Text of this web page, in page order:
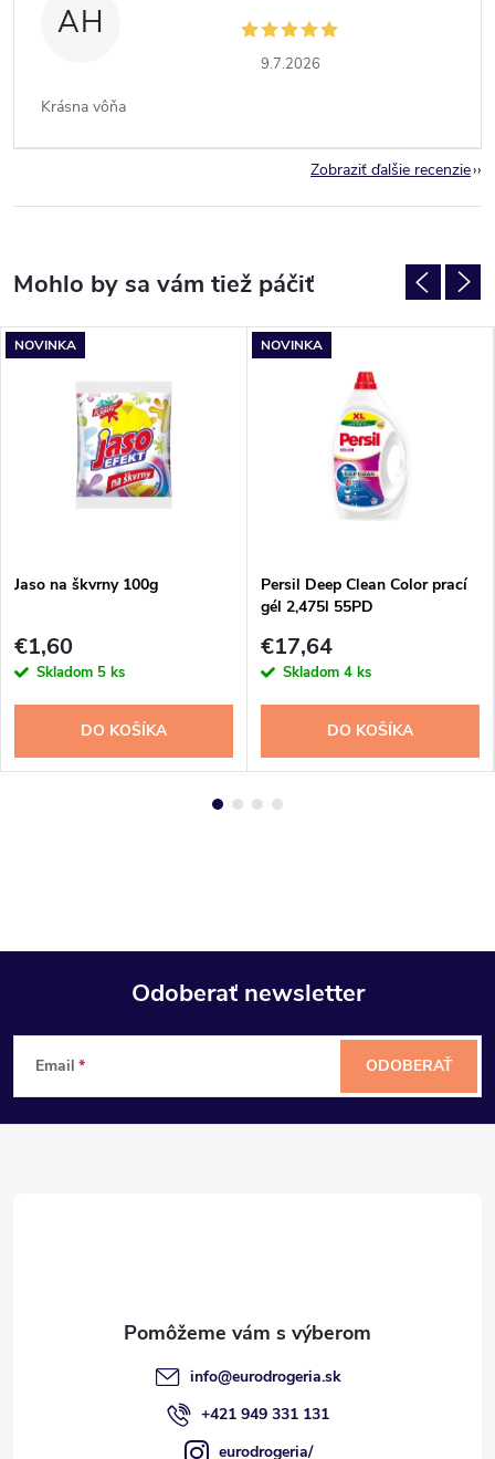
NOVINKA
Jaso na škvrny 100g
€1,60
Skladom 5 ks
DO KOŠÍKA
NOVINKA
Persil Deep Clean Color prací
gél 2,475l 55PD
€17,64
Skladom 4 ks
DO KOŠÍKA
AH
9.7.2026
Krásna vôňa
Zobraziť ďalšie recenzie
Z
á
Odoberať newsletter
Email ODOBERAŤ
info@eurodrogeria.sk
+421 949 331 131
eurodrogeria/